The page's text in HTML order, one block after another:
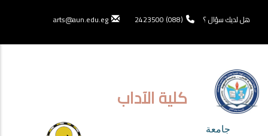
الرئيسي
هل لديك سؤال ؟ (088) 2423500
arts@aun.edu.eg
كلية الآداب
جامعة